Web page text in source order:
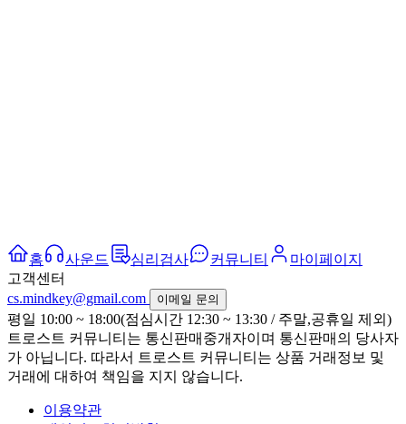
홈 사운드 심리검사 커뮤니티
마이페이지
고객센터
cs.mindkey@gmail.com
이메일 문의
평일 10:00 ~ 18:00(점심시간 12:30 ~ 13:30 / 주말,공휴일 제외)
트로스트 커뮤니티는 통신판매중개자이며 통신판매의 당사자
가 아닙니다. 따라서 트로스트 커뮤니티는 상품 거래정보 및
거래에 대하여 책임을 지지 않습니다.
이용약관